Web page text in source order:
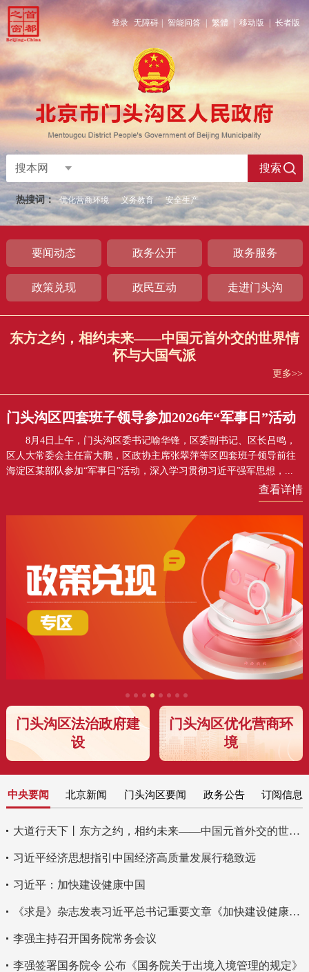
登录 | 智能问答 | 繁體 | 移动版
无障碍 | 长者版
搜本网 搜索
热搜词： 优化营商环境 义务教育 安全生产
要闻动态 政务公开 政务服务
政策兑现 政民互动 走进门头沟
东方之约，相约未来——中国元首外交的世界情
怀与大国气派
更多>>
门头沟区四套班子领导参加2026年“军事日”活动
8月4日上午，门头沟区委书记喻华锋，区委副书记、区长吕鸣，
区人大常委会主任富大鹏，区政协主席张翠萍等区四套班子领导前往
海淀区某部队参加“军事日”活动，深入学习贯彻习近平强军思想，...
查看详情
门头沟区法治政府建
设
门头沟区优化营商环
境
中央要闻 北京新闻 门头沟区要闻 政务公告 订阅信息
大道行天下丨东方之约，相约未来——中国元首外交的世界情怀与大国气派
习近平经济思想指引中国经济高质量发展行稳致远
习近平：加快建设健康中国
《求是》杂志发表习近平总书记重要文章《加快建设健康中国》
李强主持召开国务院常务会议
李强签署国务院令 公布《国务院关于出境入境管理的规定》